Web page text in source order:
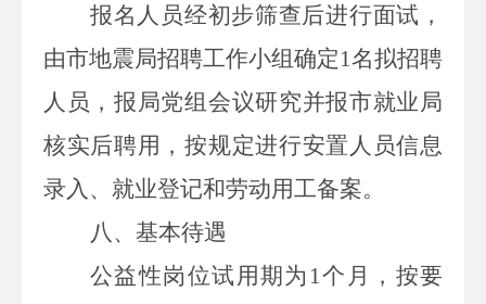
报名人员经初步筛查后进行面试，
由市地震局招聘工作小组确定1名拟招聘
人员，报局党组会议研究并报市就业局
核实后聘用，按规定进行安置人员信息
录入、就业登记和劳动用工备案。
八、基本待遇
公益性岗位试用期为 1个月
，按要